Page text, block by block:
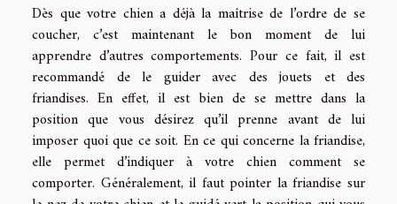
Dès que votre chien a déjà la maîtrise de l’ordre de se
coucher, c’est maintenant le bon moment de lui
apprendre d’autres comportements. Pour ce fait, il est
recommandé de le guider avec des jouets et des
friandises. En effet, il est bien de se mettre dans la
position que vous désirez qu’il prenne avant de lui
imposer quoi que ce soit. En ce qui concerne la friandise,
elle permet d’indiquer à votre chien comment se
comporter. Généralement, il faut pointer la friandise sur